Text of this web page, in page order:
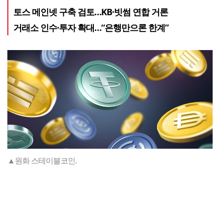
토스 메인넷 구축 검토…KB·빗썸 연합 거론
거래소 인수·투자 확대…“은행만으론 한계”
▲원화 스테이블코인.